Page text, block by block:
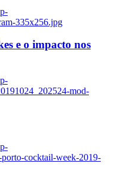
335x256.jpg
e o impacto nos
mod-
cocktail-week-2019-